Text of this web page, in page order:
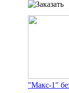
"Макс-1"